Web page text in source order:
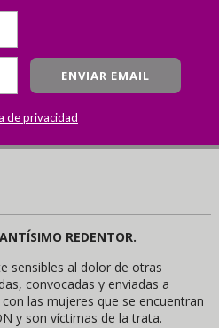
de privacidad
REDENTOR.
sensibles al dolor de otras
convocadas y enviadas a
las mujeres que se encuentran
y son víctimas de la trata.